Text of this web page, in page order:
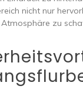
nicht nur
zu